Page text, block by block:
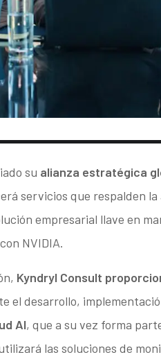
su alianza estratégica
servicios que respalden
empresarial llave en
NVIDIA.
Kyndryl Consult
el desarrollo,
AI, que a su vez forma
las soluciones de